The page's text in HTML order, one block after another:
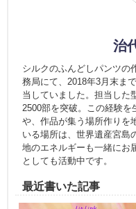
治
シルクのふんどしパンツの
務局にて、2018年3月末ま
当していました。担当した
2500部を突破。この経験
や、作品が集う場所作りを
いる場所は、世界遺産宮島
地のエネルギーも一緒にお
としても活動中です。
最近書いた記事